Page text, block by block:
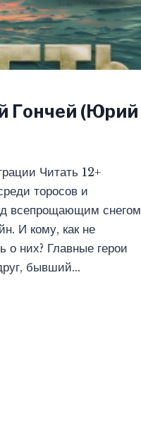
Гончей (Юрий
Читать 12+
торосов и
всепрощающим снегом
И кому, как не
о них? Главные герои
бывший…